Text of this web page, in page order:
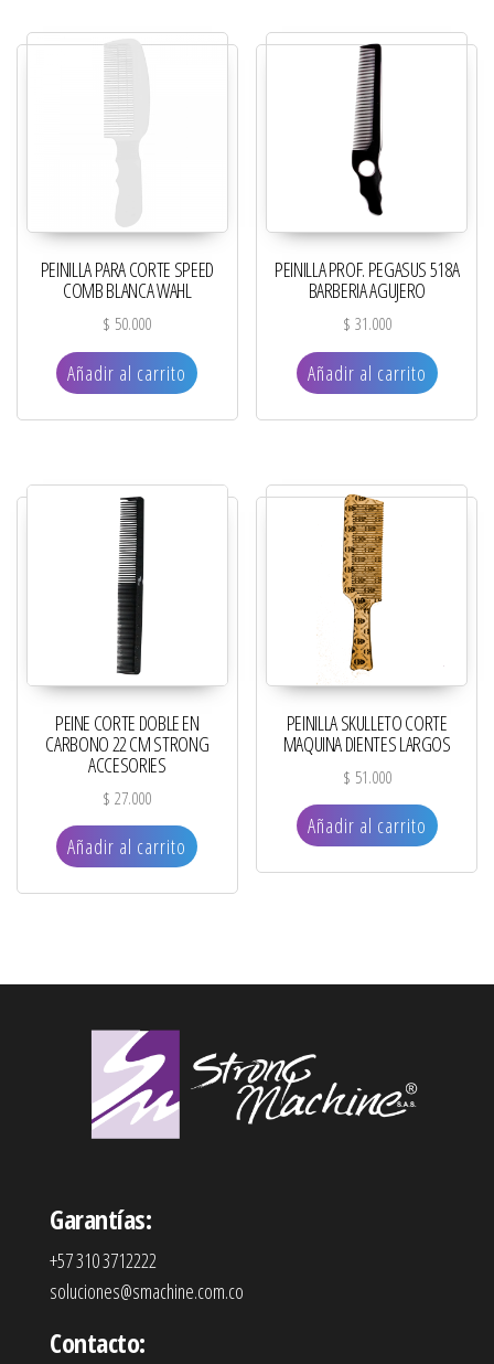
PEINILLA PARA CORTE SPEED
COMB BLANCA WAHL
$ 50.000
Añadir al carrito
PEINILLA PROF. PEGASUS 518A
BARBERIA AGUJERO
$ 31.000
Añadir al carrito
PEINE CORTE DOBLE EN
CARBONO 22 CM STRONG
ACCESORIES
$ 27.000
Añadir al carrito
PEINILLA SKULLETO CORTE
MAQUINA DIENTES LARGOS
$ 51.000
Añadir al carrito
Garantías:
+57 310 3712222
soluciones@smachine.com.co
Contacto: